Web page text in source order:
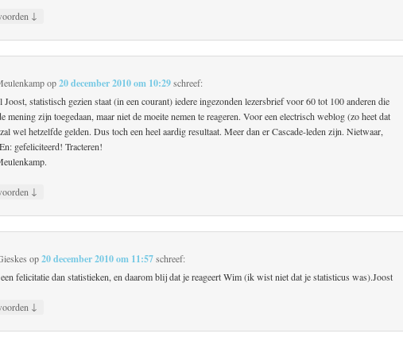
↓
op20 december 2010 om 10:29 schreef:
Joost, statistisch gezien staat (in een courant) iedere ingezonden lezersbrief voor 60 tot 100 anderen die
mening zijn toegedaan, maar niet de moeite nemen te reageren. Voor een electrisch weblog (zo heet dat
wel hetzelfde gelden. Dus toch een heel aardig resultaat. Meer dan er Cascade-leden zijn. Nietwaar,
gefeliciteerd! Tracteren!
↓
op20 december 2010 om 11:57 schreef:
felicitatie dan statistieken, en daarom blij dat je reageert Wim (ik wist niet dat je statisticus was).Joost
↓